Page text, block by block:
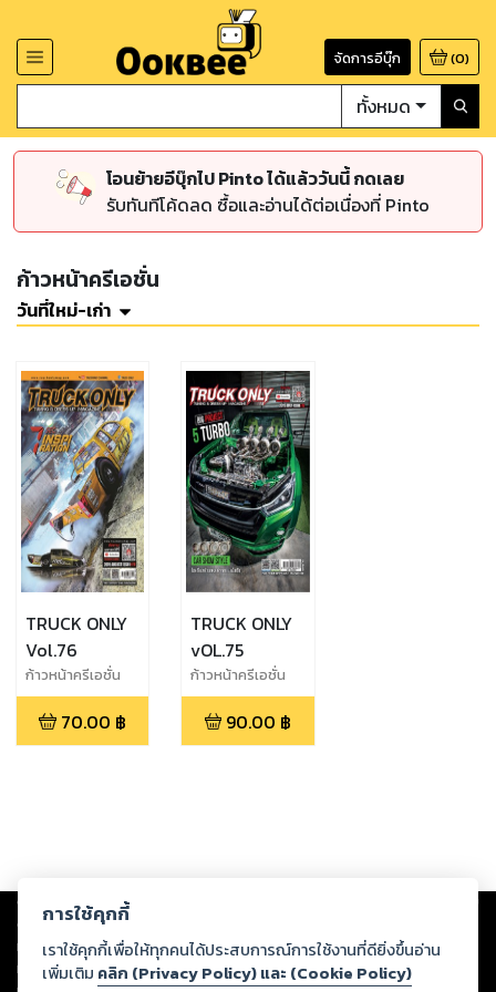
จัดการอีบุ๊ก (0)
ทั้งหมด
โอนย้ายอีบุ๊กไป Pinto ได้แล้ววันนี้ กดเลย
รับทันทีโค้ดลด ซื้อและอ่านได้ต่อเนื่องที่ Pinto
ก้าวหน้าครีเอชั่น
วันที่ใหม่-เก่า
TRUCK ONLY
Vol.76
ก้าวหน้าครีเอชั่น
70.00 ฿
TRUCK ONLY
vOL.75
ก้าวหน้าครีเอชั่น
90.00 ฿
Copyright © 2026
ต่อผลงานหรือเนื้อหาใดที่อัปโหลดผ่านเว็บไซต์และปรากฏว่าละเมิดสิทธิใน
ทรัพย์สินทางปัญญาของบุคคลอื่นหรือขัดต่อกฎหมายและศีลธรรม ดังนั้น ผู้อ่าน
ทุกท่านโปรดใช้วิจารณญาณในการกลั่นกรองด้วยตนเอง และหากท่านพบว่าส่วน
การใช้คุกกี้
เราใช้คุกกี้เพื่อให้ทุกคนได้ประสบการณ์การใช้งานที่ดียิ่งขึ้นอ่าน
เพิ่มเติม คลิก (Privacy Policy) และ (Cookie Policy)